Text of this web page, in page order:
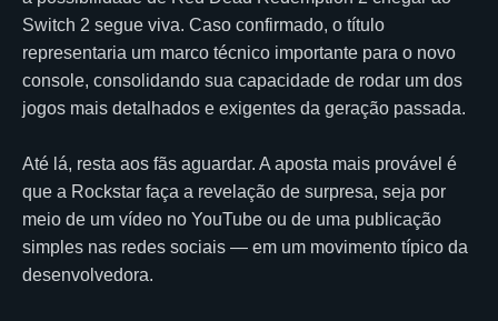
Switch 2 segue viva. Caso confirmado, o título
representaria um marco técnico importante para o novo
console, consolidando sua capacidade de rodar um dos
jogos mais detalhados e exigentes da geração passada.
Até lá, resta aos fãs aguardar. A aposta mais provável é
que a Rockstar faça a revelação de surpresa, seja por
meio de um vídeo no YouTube ou de uma publicação
simples nas redes sociais — em um movimento típico da
desenvolvedora.